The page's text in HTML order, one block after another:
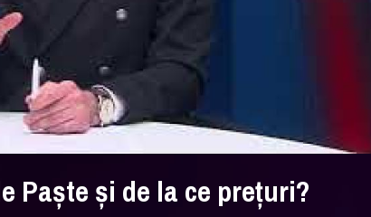
Paște și de la ce prețuri?